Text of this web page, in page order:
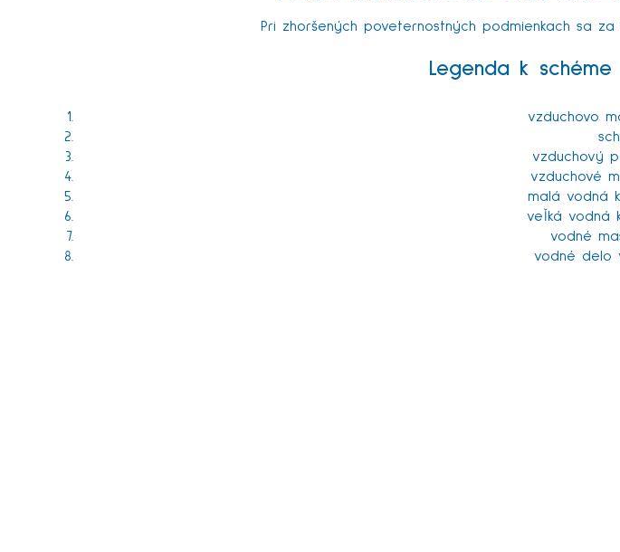
Pri zhoršených poveternostných podmienkach sa
Legenda k
vzduchovo
vzduchový
vzduchové
malá vodná
veľká vodná
vodné
vodné delo